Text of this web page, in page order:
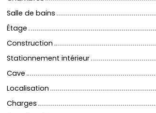
Salle de bains
Étage
Construction
Stationnement intérieur
Cave
Localisation
Charges